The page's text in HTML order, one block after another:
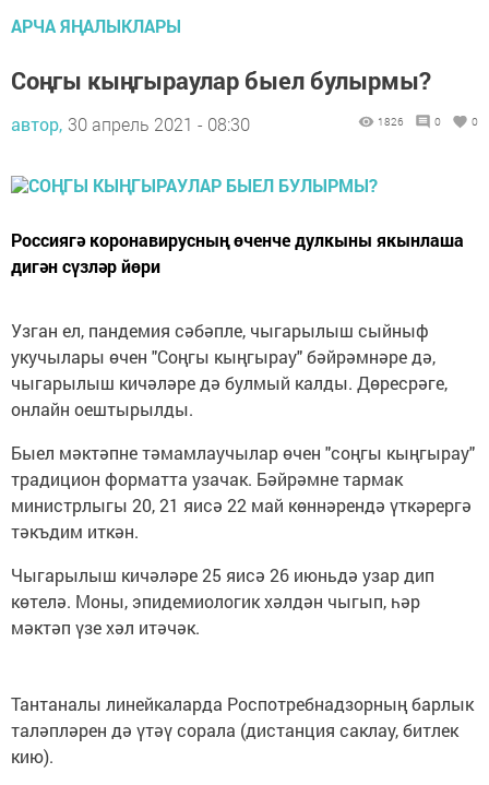
АРЧА ЯҢАЛЫКЛАРЫ
Соңгы кыңгыраулар быел булырмы?
автор, 30 апрель 2021 - 08:30 1826 0 0
Россиягә коронавирусның өченче дулкыны якынлаша
дигән сүзләр йөри
Узган ел, пандемия сәбәпле, чыгарылыш сыйныф
укучылары өчен "Соңгы кыңгырау" бәйрәмнәре дә,
чыгарылыш кичәләре дә булмый калды. Дөресрәге,
онлайн оештырылды.
Быел мәктәпне тәмамлаучылар өчен "соңгы кыңгырау"
традицион форматта узачак. Бәйрәмне тармак
министрлыгы 20, 21 яисә 22 май көннәрендә үткәрергә
тәкъдим иткән.
Чыгарылыш кичәләре 25 яисә 26 июньдә узар дип
көтелә. Моны, эпидемиологик хәлдән чыгып, һәр
мәктәп үзе хәл итәчәк.
Тантаналы линейкаларда Роспотребнадзорның барлык
таләпләрен дә үтәү сорала (дистанция саклау, битлек
кию).